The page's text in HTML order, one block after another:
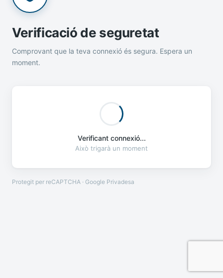
Verificació de seguretat
Comprovant que la teva connexió és segura. Espera un
moment.
Verificant connexió...
Això trigarà un moment
Protegit per reCAPTCHA · Google Privadesa